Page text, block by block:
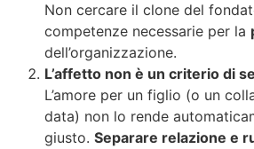
Non cercare il clone del
competenze necessarie per la
dell’organizzazione.
L’affetto non è un criterio di
L’amore per un figlio (o un
data) non lo rende
giusto. Separare relazione e